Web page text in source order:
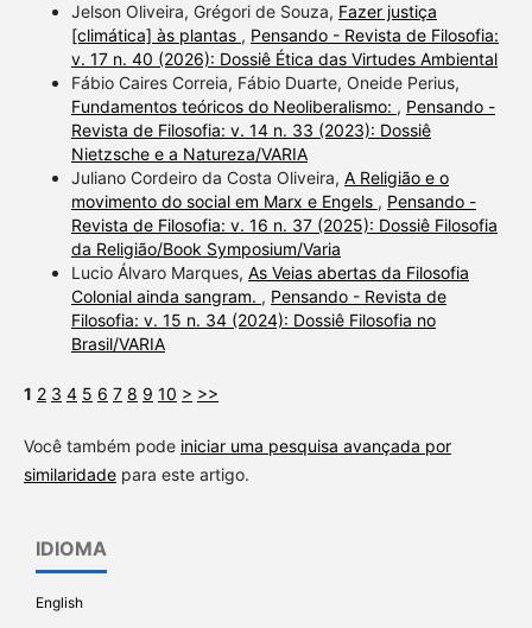
Jelson Oliveira, Grégori de Souza, Fazer justiça
[climática] às plantas , Pensando - Revista de Filosofia:
v. 17 n. 40 (2026): Dossiê Ética das Virtudes Ambiental
Fábio Caires Correia, Fábio Duarte, Oneide Perius,
Fundamentos teóricos do Neoliberalismo: , Pensando -
Revista de Filosofia: v. 14 n. 33 (2023): Dossiê
Nietzsche e a Natureza/VARIA
Juliano Cordeiro da Costa Oliveira, A Religião e o
movimento do social em Marx e Engels , Pensando -
Revista de Filosofia: v. 16 n. 37 (2025): Dossiê Filosofia
da Religião/Book Symposium/Varia
Lucio Álvaro Marques, As Veias abertas da Filosofia
Colonial ainda sangram. , Pensando - Revista de
Filosofia: v. 15 n. 34 (2024): Dossiê Filosofia no
Brasil/VARIA
1 2 3 4 5 6 7 8 9 10 > >>
Você também pode iniciar uma pesquisa avançada por
similaridadepara este artigo.
IDIOMA
English